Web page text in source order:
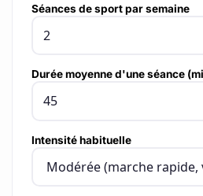
Séances de sport par semaine
Durée moyenne d'une séance
Intensité habituelle